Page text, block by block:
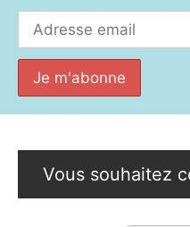
Vous souhaitez